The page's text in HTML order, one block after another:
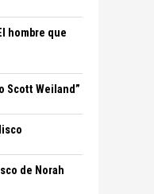
hombre que
Scott Weiland”
de Norah